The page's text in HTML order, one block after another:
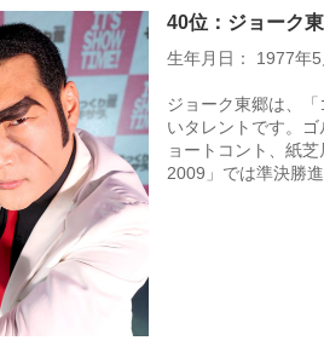
40位：ジョーク
生年月日： 1977年5
ジョーク東郷は、
いタレントです。
ョートコント、紙
2009」では準決勝